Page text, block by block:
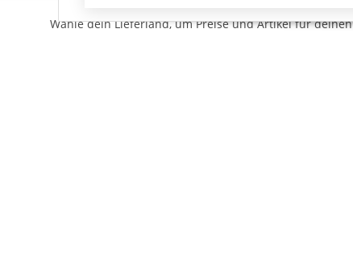
Wähle dein Lieferland, um Preise und Artikel für